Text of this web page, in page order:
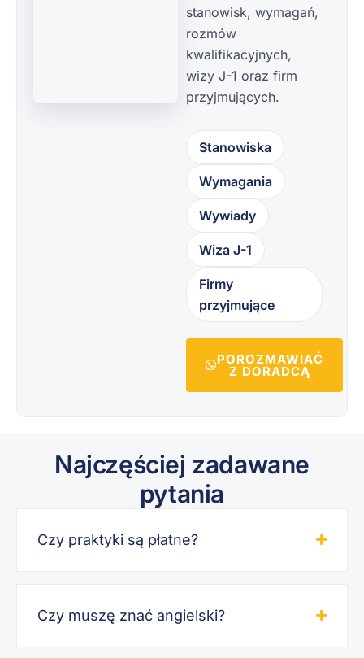
stanowisk, wymagań,
rozmów
kwalifikacyjnych,
wizy J-1 oraz firm
przyjmujących.
Stanowiska
Wymagania
Wywiady
Wiza J-1
Firmy
przyjmujące
POROZMAWIAĆ
Z DORADCĄ
Najczęściej zadawane
pytania
Czy praktyki są płatne?
Czy muszę znać angielski?